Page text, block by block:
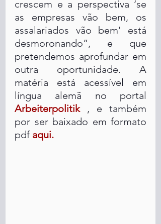
crescem e a perspectiva ‘se
as empresas vão bem, os
assalariados vão bem’ está
desmoronando”, e que
pretendemos aprofundar em
outra oportunidade. A
matéria está acessível em
Arbeiterpolitik , e também
por ser baixado em formato
pdf aqui.